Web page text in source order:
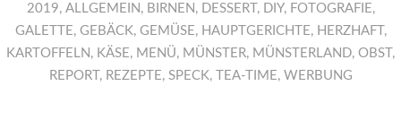
2019, ALLGEMEIN , BIRNEN , DESSERT , DIY, FOTOGRAFIE ,
GALETTE , GEBÄCK, GEMÜSE , HAUPTGERICHTE , HERZHAFT ,
KARTOFFELN , KÄSE , MENÜ, MÜNSTER, MÜNSTERLAND, OBST ,
REPORT , REZEPTE , SPECK, TEA-TIME , WERBUNG